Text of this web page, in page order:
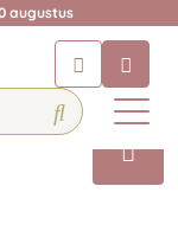
augustus
voor